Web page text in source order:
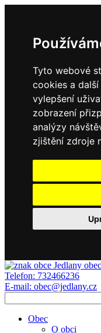
Tyto webové
cookies a
vylepšení
zobrazení
analýzy
zjištění zdroje
obec
Telefon: 732466236
E-mail: obec@jedlany.cz
Obec
O obci